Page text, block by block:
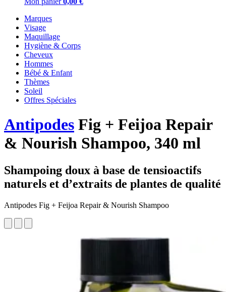
Marques
Visage
Maquillage
Hygiène & Corps
Cheveux
Hommes
Bébé & Enfant
Thèmes
Soleil
Offres Spéciales
Antipodes Fig + Feijoa Repair
& Nourish Shampoo, 340 ml
Shampoing doux à base de tensioactifs
naturels et d’extraits de plantes de qualité
Antipodes Fig + Feijoa Repair & Nourish Shampoo